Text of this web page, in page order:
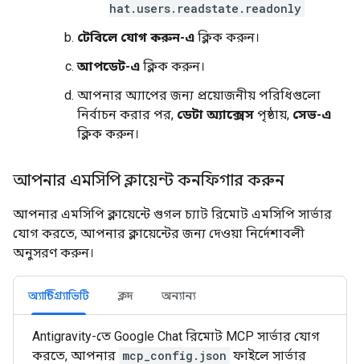
hat.users.readstate.readonly
টেবিলে যোগ করুন-এ ক্লিক করুন।
আপডেট-এ ক্লিক করুন।
আপনার অ্যাপের জন্য প্রয়োজনীয় পরিধিগুলো
নির্বাচন করার পর, ডেটা অ্যাক্সেস পৃষ্ঠায়, সেভ-এ
ক্লিক করুন।
আপনার এমসিপি ক্লায়েন্ট কনফিগার করুন
আপনার এমসিপি ক্লায়েন্টে গুগল চ্যাট রিমোট এমসিপি সার্ভার
যোগ করতে, আপনার ক্লায়েন্টের জন্য দেওয়া নির্দেশাবলী
অনুসরণ করুন।
অ্যান্টিগ্র্যাভিটি ক্লদ অন্যান্য
Antigravity-তে Google Chat রিমোট MCP সার্ভার যোগ
করতে, আপনার mcp_config.json ফাইলে সার্ভার